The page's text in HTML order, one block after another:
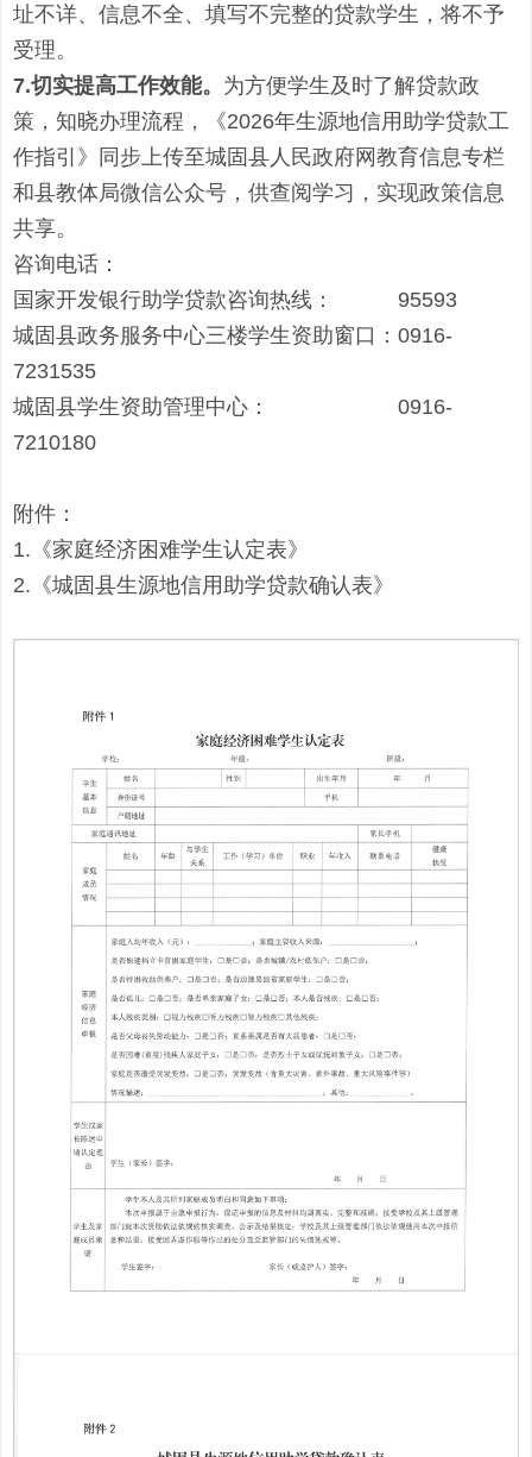
址不详、信息不全、填写不完整的贷款学生， 将不予
受理。
7.切实提高工作效能。 为方便学生及时了解贷款政
策 ， 知晓办理流程，《2026年生源地信用助学贷款工
作指引 》 同步 上传至城固县人民政府网教育信息专栏
和县教体局微信公众号 ， 供查阅学习， 实现政策信息
共享。
咨询电话：
国家开发银行助学贷款咨询热线 ：
95593
城固县政务服务中心三楼学生资助窗口 ： 0916-
7231535
城固县学生资助管理中心：
0916-
7210180
附件 ：
1. 《家庭经济困难学生认定表》
2. 《城固县生源地信用助学贷款确认表》